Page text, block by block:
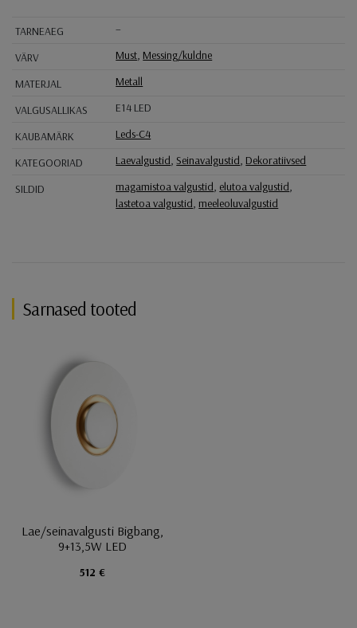
TARNEAEG
–
VÄRV
Must, Messing/kuldne
MATERJAL
Metall
VALGUSALLIKAS
E14 LED
KAUBAMÄRK
Leds-C4
KATEGOORIAD
Laevalgustid,Seinavalgustid, Dekoratiivsed
SILDID
magamistoa valgustid, elutoa valgustid,
lastetoa valgustid, meeleoluvalgustid
Sarnased tooted
Lae/seinavalgusti Bigbang,
9+13,5W LED
512 €